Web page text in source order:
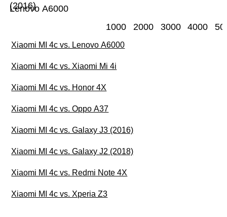
Lenovo A6000
(2016)
1000 2000 3000 4000
Xiaomi MI 4c vs. Lenovo A6000
Xiaomi MI 4c vs. Xiaomi Mi 4i
Xiaomi MI 4c vs. Honor 4X
Xiaomi MI 4c vs. Oppo A37
Xiaomi MI 4c vs. Galaxy J3 (2016)
Xiaomi MI 4c vs. Galaxy J2 (2018)
Xiaomi MI 4c vs. Redmi Note 4X
Xiaomi MI 4c vs. Xperia Z3